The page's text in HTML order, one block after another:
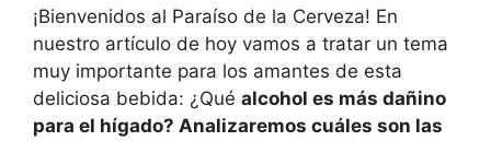
¡Bienvenidos al Paraíso de la Cerveza! En
nuestro artículo de hoy vamos a tratar un tema
muy importante para los amantes de esta
deliciosa bebida: ¿Qué alcohol es más dañino
para el hígado? Analizaremos cuáles son las